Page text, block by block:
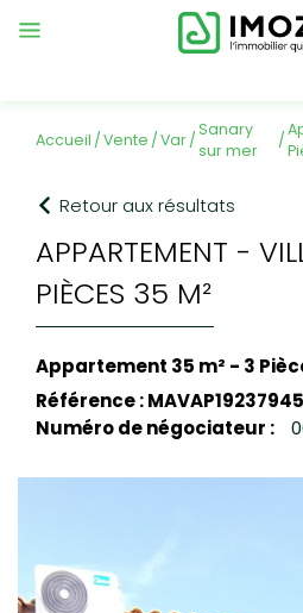
accueil vente var
sanary
sur mer
Retour aux résultats
APPARTEMENT -
PIÈCES 35 M²
Appartement 35 m² - 3
Référence :
Numéro de négociateur :